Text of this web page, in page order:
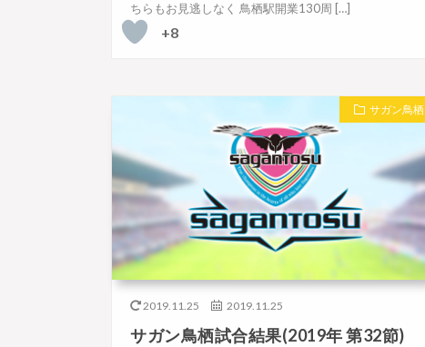
ちらもお見逃しなく 鳥栖駅開業130周 […]
+8
サガン鳥栖
2019.11.25 2019.11.25
サガン鳥栖試合結果(2019年 第32節)